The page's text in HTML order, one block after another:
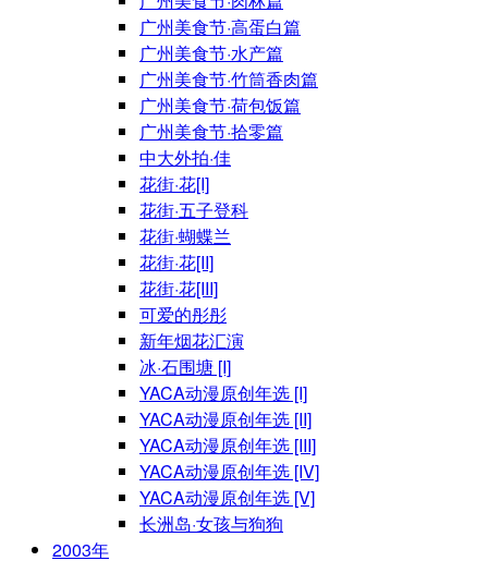
广州美食节·高蛋白篇
广州美食节·水产篇
广州美食节·竹筒香肉篇
广州美食节·荷包饭篇
广州美食节·拾零篇
中大外拍·佳
花街·花[I]
花街·五子登科
花街·蝴蝶兰
花街·花[II]
花街·花[III]
可爱的彤彤
新年烟花汇演
冰·石围塘 [I]
YACA动漫原创年选 [I]
YACA动漫原创年选 [II]
YACA动漫原创年选 [III]
YACA动漫原创年选 [IV]
YACA动漫原创年选 [V]
长洲岛·女孩与狗狗
2003年